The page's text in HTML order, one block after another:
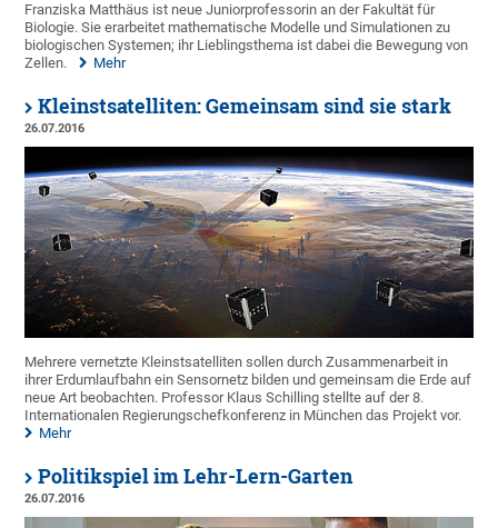
Franziska Matthäus ist neue Juniorprofessorin an der Fakultät für
Biologie. Sie erarbeitet mathematische Modelle und Simulationen zu
biologischen Systemen; ihr Lieblingsthema ist dabei die Bewegung von
Zellen.
Mehr
Kleinstsatelliten: Gemeinsam sind sie stark
26.07.2016
Mehrere vernetzte Kleinstsatelliten sollen durch Zusammenarbeit in
ihrer Erdumlaufbahn ein Sensornetz bilden und gemeinsam die Erde auf
neue Art beobachten. Professor Klaus Schilling stellte auf der 8.
Internationalen Regierungschefkonferenz in München das Projekt vor.
Mehr
Politikspiel im Lehr-Lern-Garten
26.07.2016